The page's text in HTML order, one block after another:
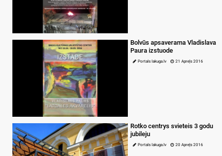
Bolvūs apsaverama Vladislava
Paura izstuode
Portals lakuga.lv 21 Apreļs 2016
Rotko centrys svieteis 3 godu
jubileju
Portals lakuga.lv 20 Apreļs 2016